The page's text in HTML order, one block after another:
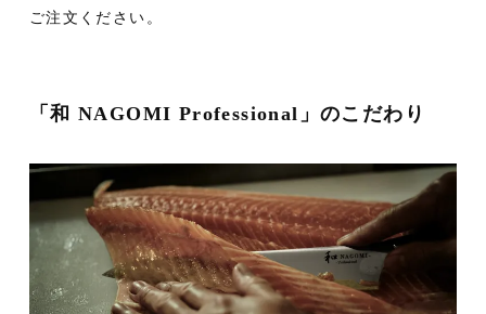
ご注文ください。
「和 NAGOMI Professional」のこだわり